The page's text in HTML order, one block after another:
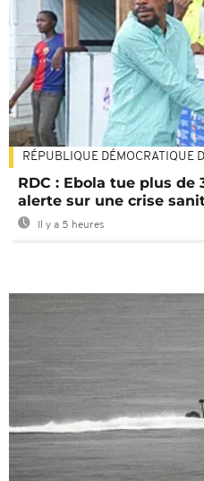
RÉPUBLIQUE DÉMOCRATIQUE
RDC : Ebola tue plus de
alerte sur une crise
Il y a 5 heures